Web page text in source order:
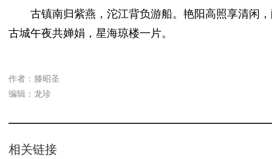
古镇南归紫燕，沱江背负游船。艳阳高照享清闲，
古城午夜共婵娟，星海琼楼一片。
作者：滕昭圣
编辑：龙珍
相关链接